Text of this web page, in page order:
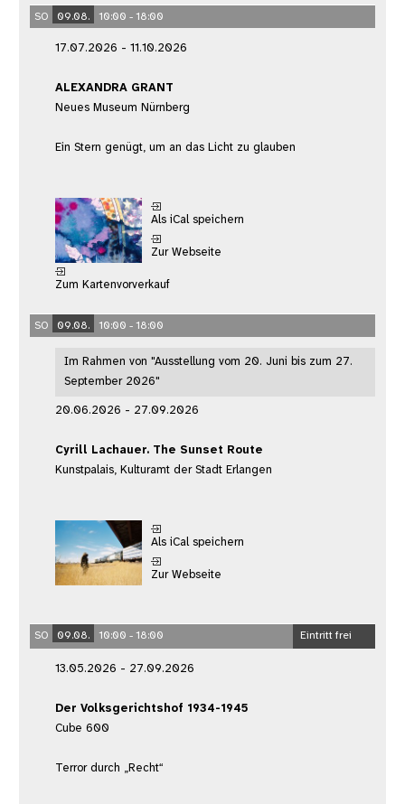
SO 09.08. 10:00 - 18:00
17.07.2026 - 11.10.2026
ALEXANDRA GRANT
Neues Museum Nürnberg
Ein Stern genügt, um an das Licht zu glauben
Als iCal speichern
Zur Webseite
Zum Kartenvorverkauf
SO 09.08. 10:00 - 18:00
Im Rahmen von "Ausstellung vom 20. Juni bis zum 27.
September 2026"
20.06.2026 - 27.09.2026
Cyrill Lachauer. The Sunset Route
Kunstpalais, Kulturamt der Stadt Erlangen
Als iCal speichern
Zur Webseite
SO 09.08. 10:00 - 18:00 Eintritt frei
13.05.2026 - 27.09.2026
Der Volksgerichtshof 1934-1945
Cube 600
Terror durch „Recht“